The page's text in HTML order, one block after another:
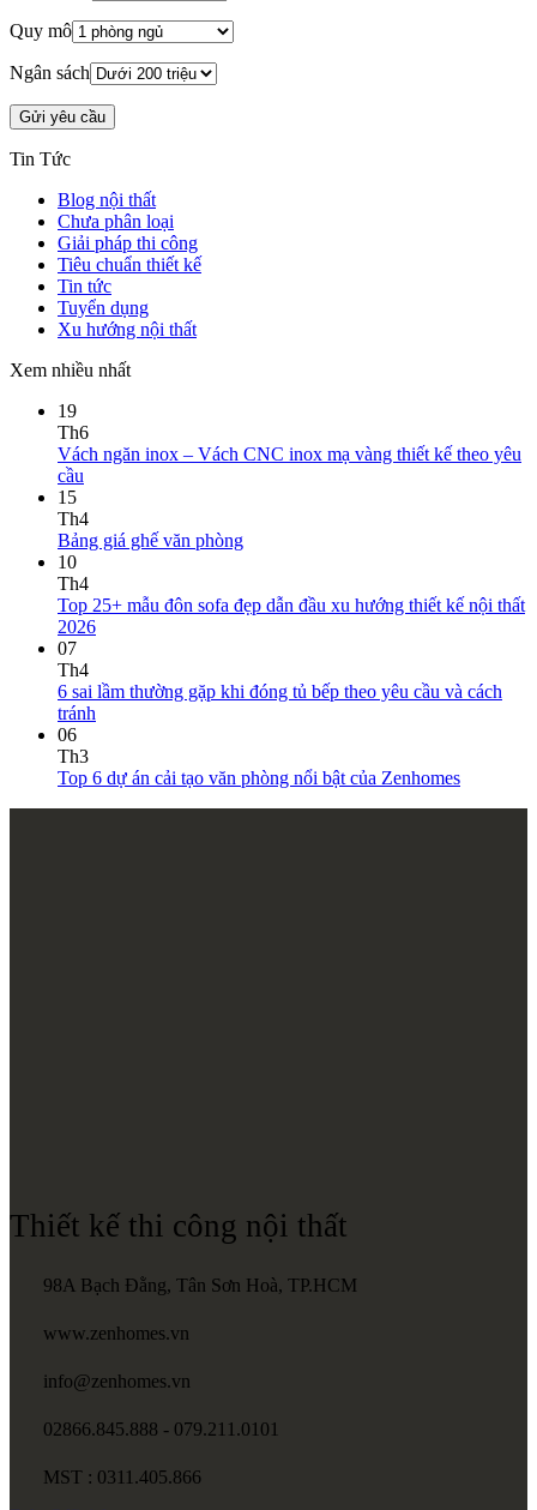
Quy mô
Ngân sách
Tin Tức
Blog nội thất
Chưa phân loại
Giải pháp thi công
Tiêu chuẩn thiết kế
Tin tức
Tuyển dụng
Xu hướng nội thất
Xem nhiều nhất
19
Th6
Vách ngăn inox – Vách CNC inox mạ vàng thiết kế theo yêu
cầu
15
Th4
Bảng giá ghế văn phòng
10
Th4
Top 25+ mẫu đôn sofa đẹp dẫn đầu xu hướng thiết kế nội thất
2026
07
Th4
6 sai lầm thường gặp khi đóng tủ bếp theo yêu cầu và cách
tránh
06
Th3
Top 6 dự án cải tạo văn phòng nổi bật của Zenhomes
Thiết kế thi công nội thất
98A Bạch Đằng, Tân Sơn Hoà, TP.HCM
www.zenhomes.vn
info@zenhomes.vn
02866.845.888 - 079.211.0101
MST : 0311.405.866